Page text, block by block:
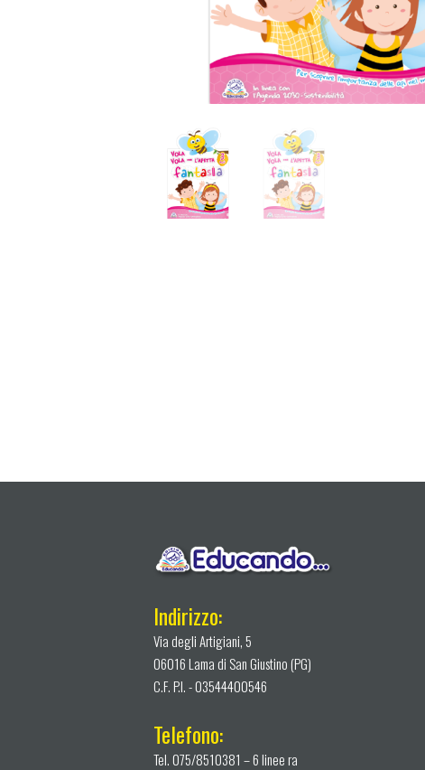
Indirizzo:
Via degli Artigiani, 5
06016 Lama di San Giustino (PG)
C.F. P.I. - 03544400546
Telefono:
Tel. 075/8510381 – 6 linee ra